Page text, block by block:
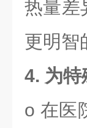
热量差
更明智
4. 为特
o 在医